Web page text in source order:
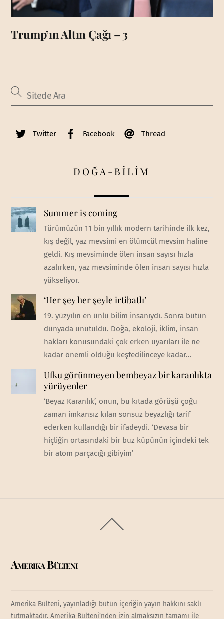
Trump’ın Altın Çağı – 3
Twitter Facebook Thread
DOĞA-BİLİM
Summer is coming
Türümüzün 11 bin yıllık modern tarihinde ilk kez,
kış değil, yaz mevsimi en ölümcül mevsim haline
geldi. Kış mevsiminde ölen insan sayısı hızla
azalırken, yaz mevsiminde ölen insan sayısı hızla
yükseliyor.
‘Her şey her şeyle irtibatlı’
19. yüzyılın en ünlü bilim insanıydı. Sonra bütün
dünyada unutuldu. Doğa, ekoloji, iklim, insan
hakları konusundaki çok erken uyarıları ile ne
kadar önemli olduğu keşfedilinceye kadar...
Ufku görünmeyen bembeyaz bir karanlıkta
yürüyenler
‘Beyaz Karanlık’, onun, bu kıtada görüşü çoğu
zaman imkansız kılan sonsuz beyazlığı tarif
ederken kullandığı bir ifadeydi. ‘Devasa bir
hiçliğin ortasındaki bir buz küpünün içindeki tek
bir atom parçacığı gibiyim’
To
Amerika Bülteni
Amerika Bülteni, yayınladığı bütün içeriğin yayın hakkını saklı
tutmaktadır. Amerika Bülteni'nden izin almaksızın tamamı ile